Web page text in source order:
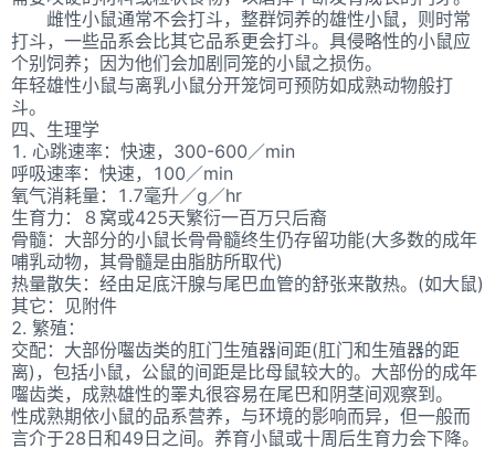
雌性小鼠通常不会打斗，整群饲养的雄性小鼠，则时常
打斗，一些品系会比其它品系更会打斗。具侵略性的小鼠应
个别饲养；因为他们会加剧同笼的小鼠之损伤。
年轻雄性小鼠与离乳小鼠分开笼饲可预防如成熟动物般打
斗。
四、生理学
1. 心跳速率：快速，300-600／min
呼吸速率：快速，100／min
氧气消耗量：1.7毫升／g／hr
生育力：８窝或425天繁衍一百万只后裔
骨髓：大部分的小鼠长骨骨髓终生仍存留功能(大多数的成年
哺乳动物，其骨髓是由脂肪所取代)
热量散失：经由足底汗腺与尾巴血管的舒张来散热。(如大鼠)
其它：见附件
2. 繁殖：
交配：大部份囓齿类的肛门生殖器间距(肛门和生殖器的距
离)，包括小鼠，公鼠的间距是比母鼠较大的。大部份的成年
囓齿类，成熟雄性的睪丸很容易在尾巴和阴茎间观察到。
性成熟期依小鼠的品系营养，与环境的影响而异，但一般而
言介于28日和49日之间。养育小鼠或十周后生育力会下降。